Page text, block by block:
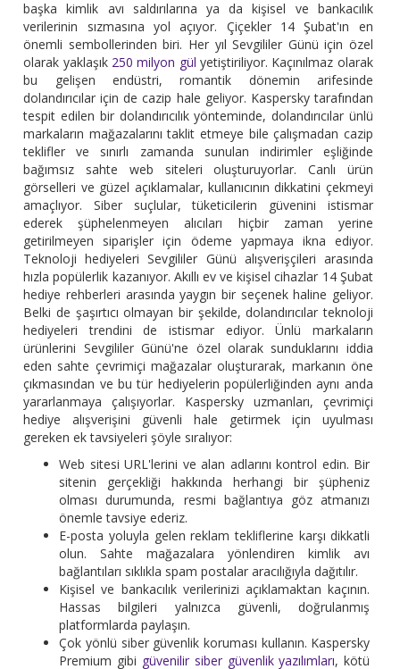
başka kimlik avı saldırılarına ya da kişisel ve bankacılık
verilerinin sızmasına yol açıyor. Çiçekler 14 Şubat'ın en
önemli sembollerinden biri. Her yıl Sevgililer Günü için özel
olarak yaklaşık 250 milyon gül yetiştiriliyor. Kaçınılmaz olarak
bu gelişen endüstri, romantik dönemin arifesinde
dolandırıcılar için de cazip hale geliyor. Kaspersky tarafından
tespit edilen bir dolandırıcılık yönteminde, dolandırıcılar ünlü
markaların mağazalarını taklit etmeye bile çalışmadan cazip
teklifler ve sınırlı zamanda sunulan indirimler eşliğinde
bağımsız sahte web siteleri oluşturuyorlar. Canlı ürün
görselleri ve güzel açıklamalar, kullanıcının dikkatini çekmeyi
amaçlıyor. Siber suçlular, tüketicilerin güvenini istismar
ederek şüphelenmeyen alıcıları hiçbir zaman yerine
getirilmeyen siparişler için ödeme yapmaya ikna ediyor.
Teknoloji hediyeleri Sevgililer Günü alışverişçileri arasında
hızla popülerlik kazanıyor. Akıllı ev ve kişisel cihazlar 14 Şubat
hediye rehberleri arasında yaygın bir seçenek haline geliyor.
Belki de şaşırtıcı olmayan bir şekilde, dolandırıcılar teknoloji
hediyeleri trendini de istismar ediyor. Ünlü markaların
ürünlerini Sevgililer Günü'ne özel olarak sunduklarını iddia
eden sahte çevrimiçi mağazalar oluşturarak, markanın öne
çıkmasından ve bu tür hediyelerin popülerliğinden aynı anda
yararlanmaya çalışıyorlar. Kaspersky uzmanları, çevrimiçi
hediye alışverişini güvenli hale getirmek için uyulması
gereken ek tavsiyeleri şöyle sıralıyor:
Web sitesi URL'lerini ve alan adlarını kontrol edin. Bir
sitenin gerçekliği hakkında herhangi bir şüpheniz
olması durumunda, resmi bağlantıya göz atmanızı
önemle tavsiye ederiz.
E-posta yoluyla gelen reklam tekliflerine karşı dikkatli
olun. Sahte mağazalara yönlendiren kimlik avı
bağlantıları sıklıkla spam postalar aracılığıyla dağıtılır.
Kişisel ve bankacılık verilerinizi açıklamaktan kaçının.
Hassas bilgileri yalnızca güvenli, doğrulanmış
platformlarda paylaşın.
Çok yönlü siber güvenlik koruması kullanın. Kaspersky
Premium gibi güvenilir siber güvenlik yazılımları, kötü